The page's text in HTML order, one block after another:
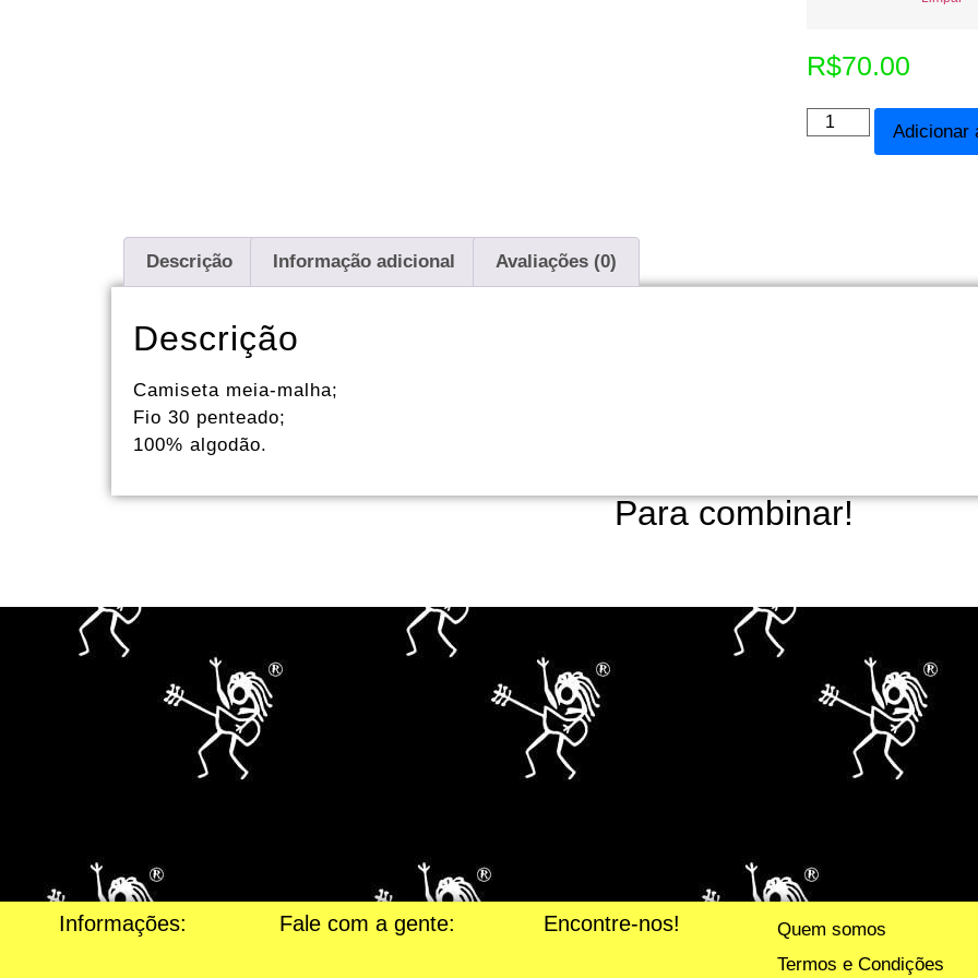
R$70.00
Adicionar
Descrição Informação adicional Avaliações (0)
Descrição
Camiseta meia-malha;
Fio 30 penteado;
100% algodão.
Para combinar!
Informações: Fale com a gente: Encontre-nos!
Quem somos
Termos e Condições